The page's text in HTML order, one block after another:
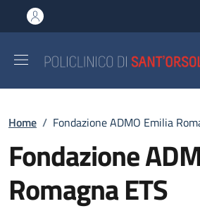
al contenuto principale
to footer content
Briciole di pane
Home / Fondazione ADMO Emilia
Fondazione
Romagna ETS